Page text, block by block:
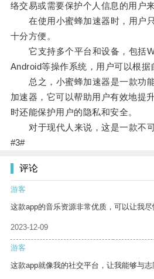
络交易或需要保护个人信息的用户来
在使用小蜜蜂加速器时，用户只
十分方便。
它支持多个平台和设备，包括
Android等操作系统，用户可以根据
总之，小蜜蜂加速器是一款功能
加速器，它可以帮助用户有效地提
时还能保护用户的隐私和安全。
对于现代人来说，这是一款不可
#3#
评论
游客
这款app的音乐资源非常优质，可以让我尽
2023-12-09
游客
这款app就像我的社交平台，让我能够与志